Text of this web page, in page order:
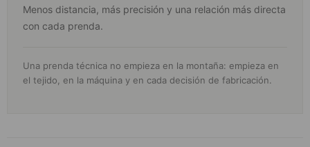
Menos distancia, más precisión y una relación más directa
con cada prenda.
Una prenda técnica no empieza en la montaña: empieza en
el tejido, en la máquina y en cada decisión de fabricación.